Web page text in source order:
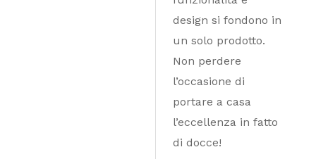
design si fondono in
un solo prodotto.
Non perdere
l’occasione di
portare a casa
l’eccellenza in fatto
di docce!